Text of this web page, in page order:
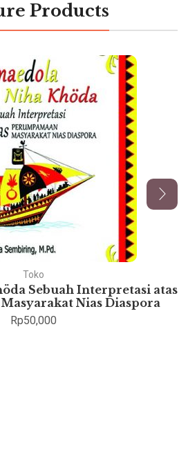
Products
Toko
Sebuah Interpretasi atas
Nias Diaspora
Rp50,000